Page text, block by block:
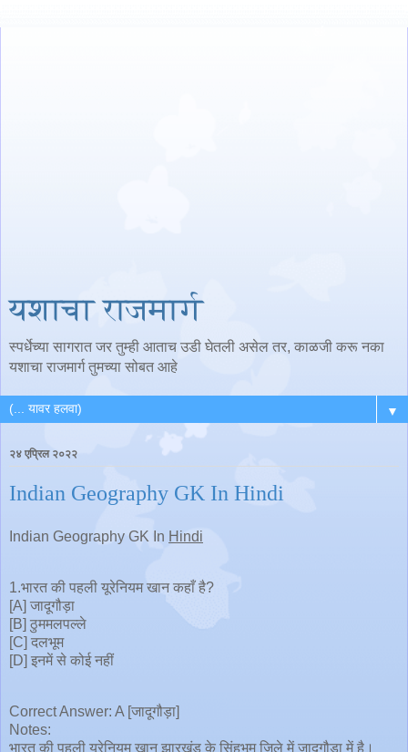
यशाचा राजमार्ग
स्पर्धेच्या सागरात जर तुम्ही आताच उडी घेतली असेल तर, काळजी करू नका
यशाचा राजमार्ग तुमच्या सोबत आहे
▼
२४ एप्रिल २०२२
Indian Geography GK In Hindi
Indian Geography GK In Hindi
1.भारत की पहली यूरेनियम खान कहाँ है?
[A] जादूगौड़ा
[B] ठुममलपल्ले
[C] दलभूम
[D] इनमें से कोई नहीं
Correct Answer: A [जादूगौड़ा]
Notes:
भारत की पहली यूरेनियम खान झारखंड के सिंहभूम जिले में जादूगौड़ा में है।